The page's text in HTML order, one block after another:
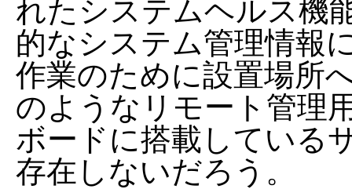
れたシステムヘルス機
的なシステム管理情報
作業のために設置場所
のようなリモート管理
ボードに搭載している
存在しないだろう。